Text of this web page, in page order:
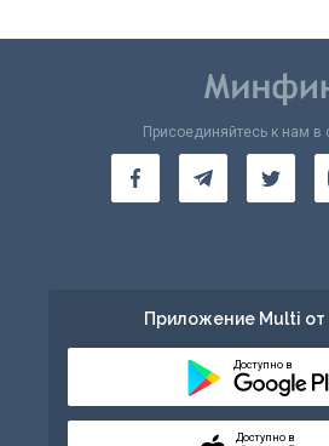
Присоединяйтесь к нам в
Приложение Multi
Доступно в
Доступно в